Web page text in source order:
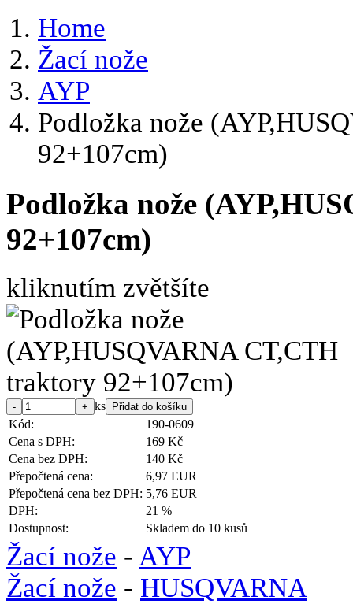
Home
Žací nože
AYP
Podložka nože
92+107cm)
Podložka nože
92+107cm)
kliknutím zvětšíte
ks
Kód:
190-0609
Cena s DPH:
169 Kč
Cena bez DPH:
140 Kč
Přepočtená cena:
6,97 EUR
Přepočtená cena bez DPH: 5,76 EUR
DPH:
21 %
Dostupnost:
Skladem do 10 kusů
Žací nože - AYP
Žací nože - HUSQVARNA